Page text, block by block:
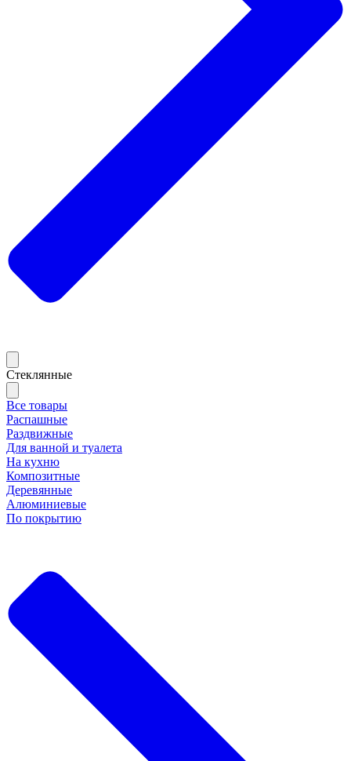
Стеклянные
Все товары
Распашные
Раздвижные
Для ванной и туалета
На кухню
Композитные
Деревянные
Алюминиевые
По покрытию